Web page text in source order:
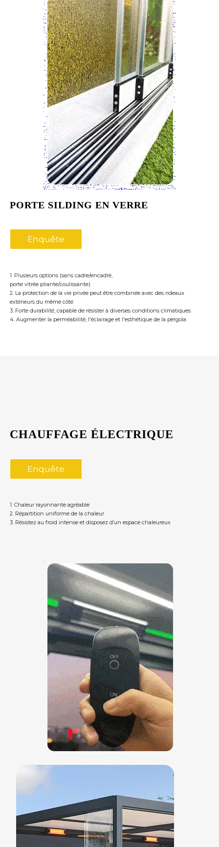
PORTE SILDING EN VERRE
Enquête
1. Plusieurs options (sans cadre/encadré,
porte vitrée pliante/coulissante)
2. La protection de la vie privée peut être combinée avec des rideaux
extérieurs du même côté
3. Forte durabilité, capable de résister à diverses conditions climatiques
4. Augmenter la perméabilité, l'éclairage et l'esthétique de la pergola
CHAUFFAGE ÉLECTRIQUE
Enquête
1. Chaleur rayonnante agréable
2. Répartition uniforme de la chaleur
3. Résistez au froid intense et disposez d’un espace chaleureux